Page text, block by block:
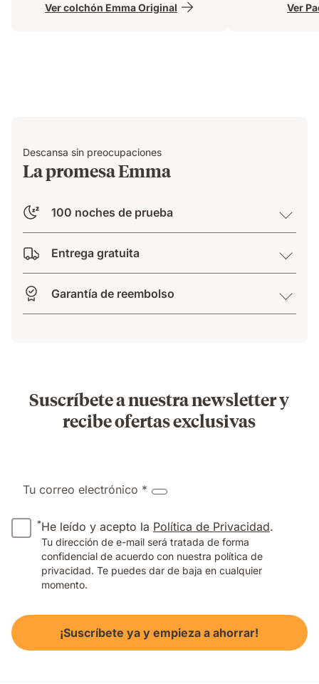
Ver colchón Emma Original
EL BUEN
Ver
Descansa sin preocupaciones
La promesa Emma
100 noches de prueba
Entrega gratuita
Garantía de reembolso
Suscríbete a nuestra newsletter y
recibe ofertas exclusivas
Tu correo electrónico *
*He leído y acepto la Política de Privacidad.
Tu dirección de e-mail será tratada de forma
confidencial de acuerdo con nuestra política de
privacidad. Te puedes dar de baja en cualquier
momento.
¡Suscríbete ya y empieza a ahorrar!